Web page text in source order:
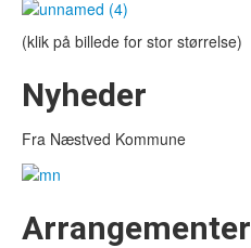
(klik på billede for stor størrelse)
Nyheder
Fra Næstved Kommune
Arrangementer